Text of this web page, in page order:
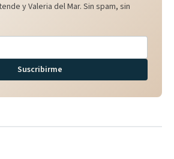
y Valeria del Mar. Sin spam, sin
Suscribirme